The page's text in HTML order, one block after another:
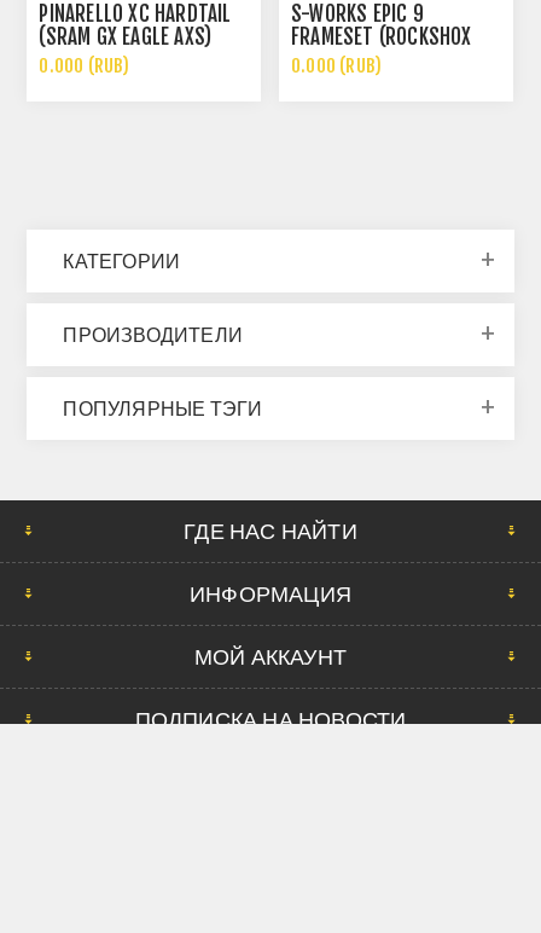
PINARELLO XC HARDTAIL
(SRAM GX EAGLE AXS)
0.000 (RUB)
S-WORKS EPIC 9
FRAMESET (ROCKSHOX
ULTIMATE FLIGHT
ATTENDANT)
0.000 (RUB)
КАТЕГОРИИ
ПРОИЗВОДИТЕЛИ
ПОПУЛЯРНЫЕ ТЭГИ
ГДЕ НАС НАЙТИ
ИНФОРМАЦИЯ
МОЙ АККАУНТ
ПОДПИСКА НА НОВОСТИ